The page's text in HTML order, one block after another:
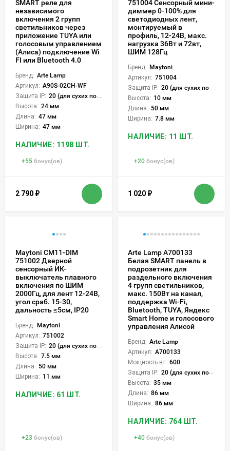
SMART реле для
независимого
включения 2 групп
светильников через
приложение TUYA или
голосовым управлением
(Алиса) подключение Wi
FI или Bluetooth 4.0
Бренд: Arte Lamp
Артикул: A90S-02CH-WF
Защита IP: 20 (для сухих пом.)
Высота: 24 мм
Длина: 47 мм
Ширина: 47 мм
НАЛИЧИЕ: 1198 ШТ.
+55 бонус(ов)
2 790 ₽
751004 Сенсорный мини-
диммер 0-100% для
светодиодных лент,
монтируемый в
профиль, 12-24В, макс.
нагрузка 36Вт и 72вт,
ШИМ 128Гц
Бренд: Maytoni
Артикул: 751004
Защита IP: 20 (для сухих пом.)
Высота: 10 мм
Длина: 50 мм
Ширина: 7.8 мм
НАЛИЧИЕ: 11 ШТ.
+20 бонус(ов)
1 020 ₽
Maytoni CM11-DIM
751002 Дверной
сенсорный ИК-
выключатель плавного
включения по ШИМ
2000Гц, для лент 12-24В,
угол сраб. 15-30,
дальность ≤5см, IP20
Бренд: Maytoni
Артикул: 751002
Защита IP: 20 (для сухих пом.)
Высота: 7.5 мм
Длина: 50 мм
Ширина: 11 мм
НАЛИЧИЕ: 61 ШТ.
+23 бонус(ов)
Arte Lamp A700133
Белая SMART панель в
подрозетник для
раздельного включения
4 групп светильников,
макс. 150Вт на канал,
поддержка Wi-Fi,
Bluetooth, TUYA, Яндекс
Smart Home и голосового
управления Алисой
Бренд: Arte Lamp
Артикул: A700133
Мощность вт: 600
Защита IP: 20 (для сухих пом.)
Высота: 35 мм
Длина: 86 мм
Ширина: 86 мм
НАЛИЧИЕ: 764 ШТ.
+40 бонус(ов)